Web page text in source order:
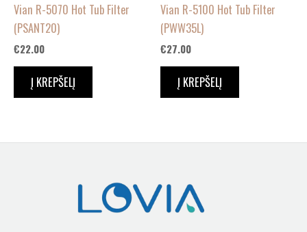
Vian R-5070 Hot Tub Filter
(PSANT20)
€22.00
Į KREPŠELĮ
Vian R-5100 Hot Tub Filter
(PWW35L)
€27.00
Į KREPŠELĮ